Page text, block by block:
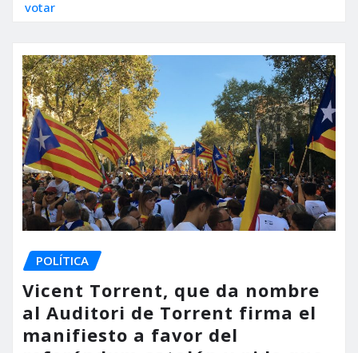
votar
POLÍTICA
Vicent Torrent, que da nombre
al Auditori de Torrent firma el
manifiesto a favor del